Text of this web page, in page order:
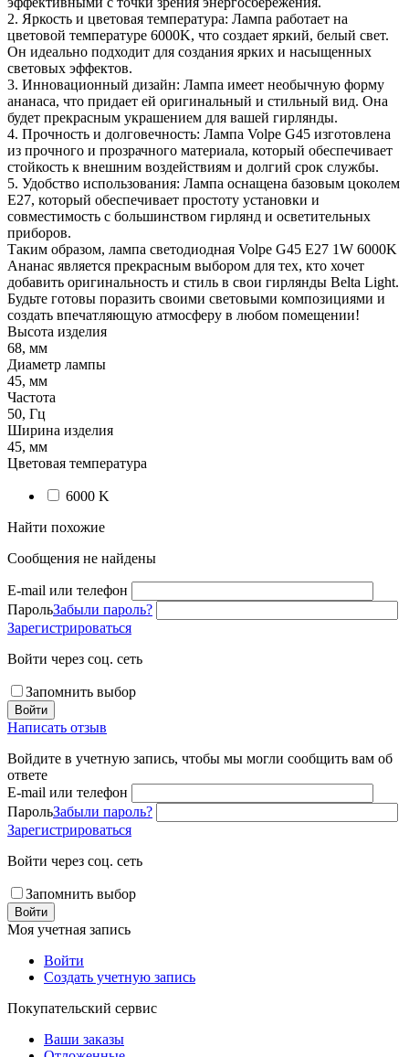
2. Яркость и цветовая температура: Лампа работает на
цветовой температуре 6000K, что создает яркий, белый свет.
Он идеально подходит для создания ярких и насыщенных
световых эффектов.
3. Инновационный дизайн: Лампа имеет необычную форму
ананаса, что придает ей оригинальный и стильный вид. Она
будет прекрасным украшением для вашей гирлянды.
4. Прочность и долговечность: Лампа Volpe G45 изготовлена
из прочного и прозрачного материала, который обеспечивает
стойкость к внешним воздействиям и долгий срок службы.
5. Удобство использования: Лампа оснащена базовым цоколем
E27, который обеспечивает простоту установки и
совместимость с большинством гирлянд и осветительных
приборов.
Таким образом, лампа светодиодная Volpe G45 E27 1W 6000K
Ананас является прекрасным выбором для тех, кто хочет
добавить оригинальность и стиль в свои гирлянды Belta Light.
Будьте готовы поразить своими световыми композициями и
создать впечатляющую атмосферу в любом помещении!
Высота изделия
68, мм
Диаметр лампы
45, мм
Частота
50, Гц
Ширина изделия
45, мм
Цветовая температура
6000 K
Найти похожие
Сообщения не найдены
E-mail или телефон
ПарольЗабыли пароль?
Зарегистрироваться
Войти через соц. сеть
Запомнить выбор
Войти
Написать отзыв
Войдите в учетную запись, чтобы мы могли сообщить вам об
ответе
E-mail или телефон
ПарольЗабыли пароль?
Зарегистрироваться
Войти через соц. сеть
Запомнить выбор
Войти
Моя учетная запись
Войти
Создать учетную запись
Покупательский сервис
Ваши заказы